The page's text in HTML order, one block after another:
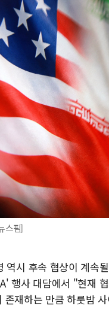
스핌]
역시 후속 협상이 계속
행사 대담에서 "현재
재하는 만큼 하룻밤